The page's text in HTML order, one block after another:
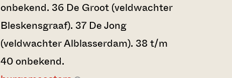
onbekend. 36 De Groot (veldwachter
Bleskensgraaf). 37 De Jong
(veldwachter Alblasserdam). 38 t/m
40 onbekend.